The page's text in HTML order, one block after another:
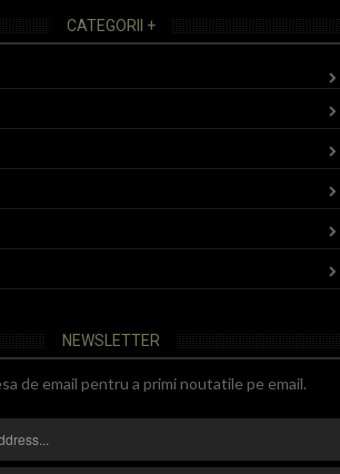
CATEGORII +
NEWSLETTER
de email pentru a primi noutatile pe email.